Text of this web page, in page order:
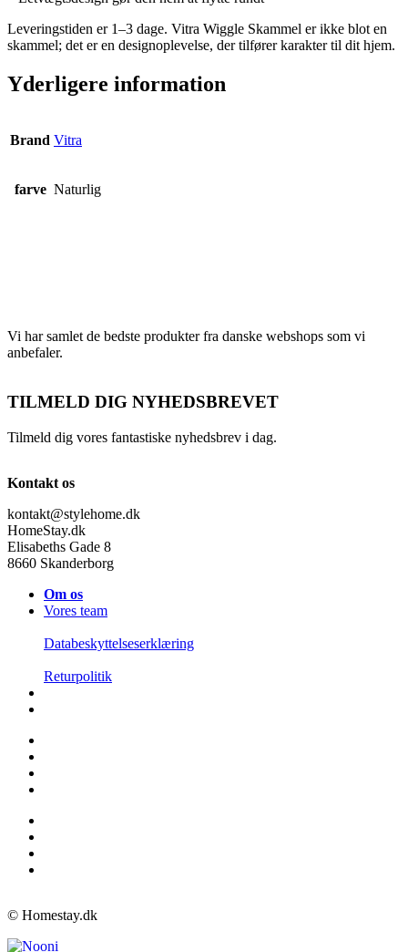
Leveringstiden er 1–3 dage. Vitra Wiggle Skammel er ikke blot en
skammel; det er en designoplevelse, der tilfører karakter til dit hjem.
Yderligere information
Brand Vitra
farve Naturlig
Vi har samlet de bedste produkter fra danske webshops som vi
anbefaler.
TILMELD DIG NYHEDSBREVET
Tilmeld dig vores fantastiske nyhedsbrev i dag.
Kontakt os
kontakt@stylehome.dk
HomeStay.dk
Elisabeths Gade 8
8660 Skanderborg
Om os
Vores team
Databeskyttelseserklæring
Returpolitik
© Homestay.dk